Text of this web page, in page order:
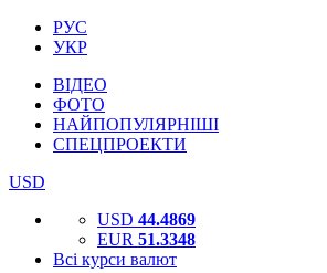
РУС
УКР
ВІДЕО
ФОТО
НАЙПОПУЛЯРНІШІ
СПЕЦПРОЕКТИ
USD
USD 44.4869
EUR 51.3348
Всі курси валют